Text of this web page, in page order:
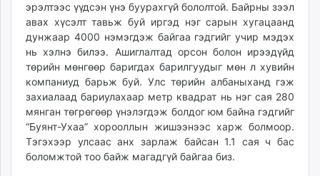
эрэлтээс үүдсэн үнэ буурахгүй бололтой. Байрны зээл
авах хүсэлт тавьж буй иргэд нэг сарын хугацаанд
дунжаар 4000 нэмэгдэж байгаа гэдгийг учир мэдэх
нь хэлнэ билээ. Ашиглалтад орсон болон ирээдүйд
төрийн мөнгөөр баригдах барилгуудыг мөн л хувийн
компаниуд барьж буй. Улс төрийн албаныханд гэж
захиалаад бариулахаар метр квадрат нь нэг сая 280
мянган төгрөгөөр үнэлэгдэж болдог юм байна гэдгийг
“Буянт-Ухаа” хорооллын жишээнээс харж болмоор.
Тэгэхээр улсаас анх зарлаж байсан 1.1 сая ч бас
боломжтой тоо байж магадгүй байгаа биз.